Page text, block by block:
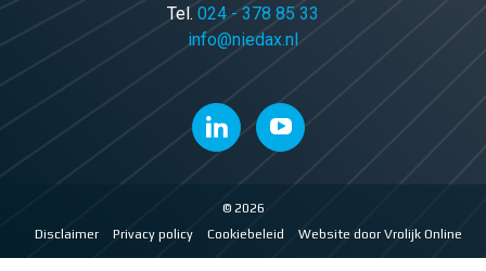
Tel. 024 - 378 85 33
info@niedax.nl
© 2026
Disclaimer
Privacy policy Cookiebeleid Website door Vrolijk Online